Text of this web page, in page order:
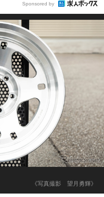
Sponsored by
《写真撮影 望月勇輝》